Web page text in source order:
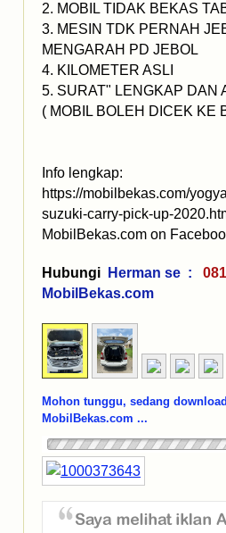
2. MOBIL TIDAK BEKAS
3. MESIN TDK PERNAH
MENGARAH PD JEBOL
4. KILOMETER ASLI
5. SURAT" LENGKAP DAN
( MOBIL BOLEH DICEK KE
Info lengkap:
https://mobilbekas.com/
suzuki-carry-pick-up-
MobilBekas.com on
Hubungi Herman se :
MobilBekas.com
Mohon tunggu, sedang
MobilBekas.com ...